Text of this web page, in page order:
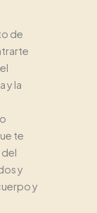
de
y la
te
y
y